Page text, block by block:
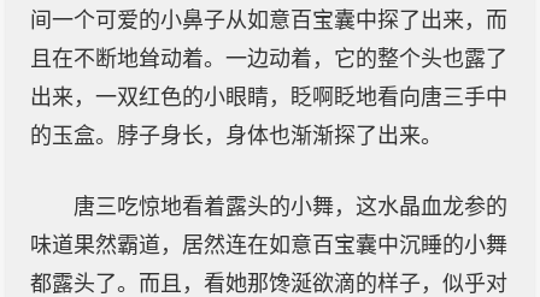
间一个可爱的小鼻子从如意百宝囊中探了出来，而
且在不断地耸动着。一边动着，它的整个头也露了
出来，一双红色的小眼睛，眨啊眨地看向唐三手中
的玉盒。脖子身长，身体也渐渐探了出来。
唐三吃惊地看着露头的小舞，这水晶血龙参的
味道果然霸道，居然连在如意百宝囊中沉睡的小舞
都露头了。而且，看她那馋涎欲滴的样子，似乎对